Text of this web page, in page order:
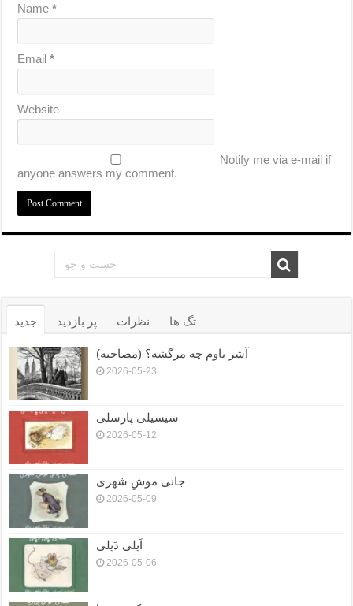
Name*
Email*
Website
Notify me via e-mail if
anyone answers my comment.
جدید پر بازدید نظرات تگ ها
آشر باوم چه مرگشه؟ (مصاحبه)
2026-05-23
سیسیلی پارسلی
2026-05-12
جانی موشِ شهری
2026-05-09
اَپلی دَپلی
2026-05-06